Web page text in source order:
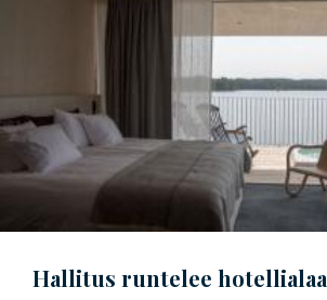
Hallitus runtelee hotellialaa